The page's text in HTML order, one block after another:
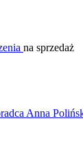
na sprzedaż